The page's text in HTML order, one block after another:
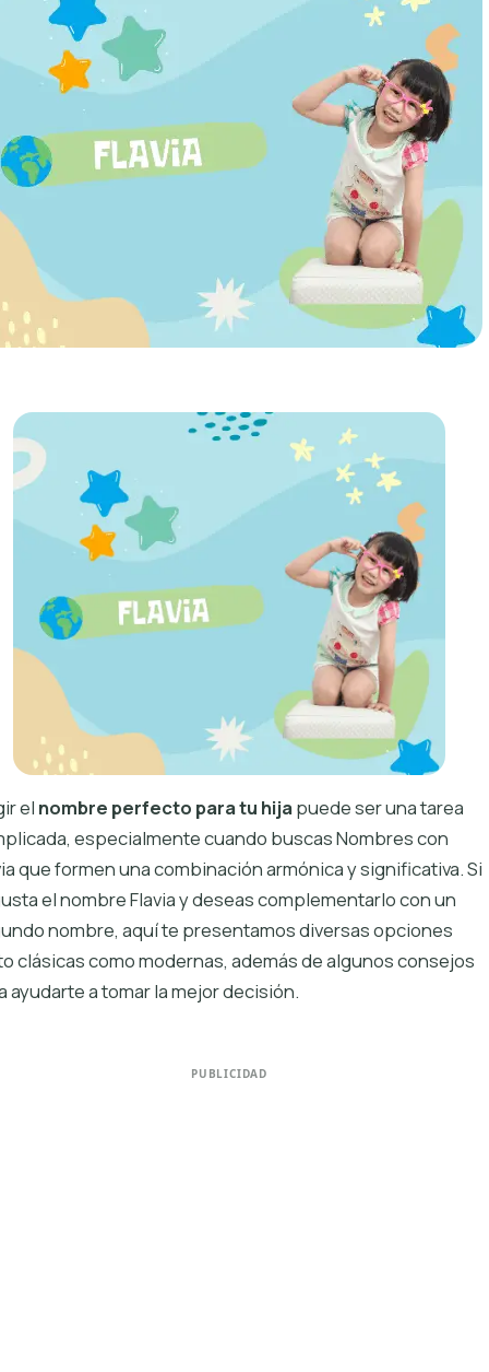
el nombre perfecto para tu hijapuede ser una tarea
especialmente cuando buscas Nombres con
que formen una combinación armónica y significativa. Si
el nombre Flavia y deseas complementarlo con un
nombre, aquí te presentamos diversas opciones
clásicas como modernas, además de algunos consejos
ayudarte a tomar la mejor decisión.
PUBLICIDAD